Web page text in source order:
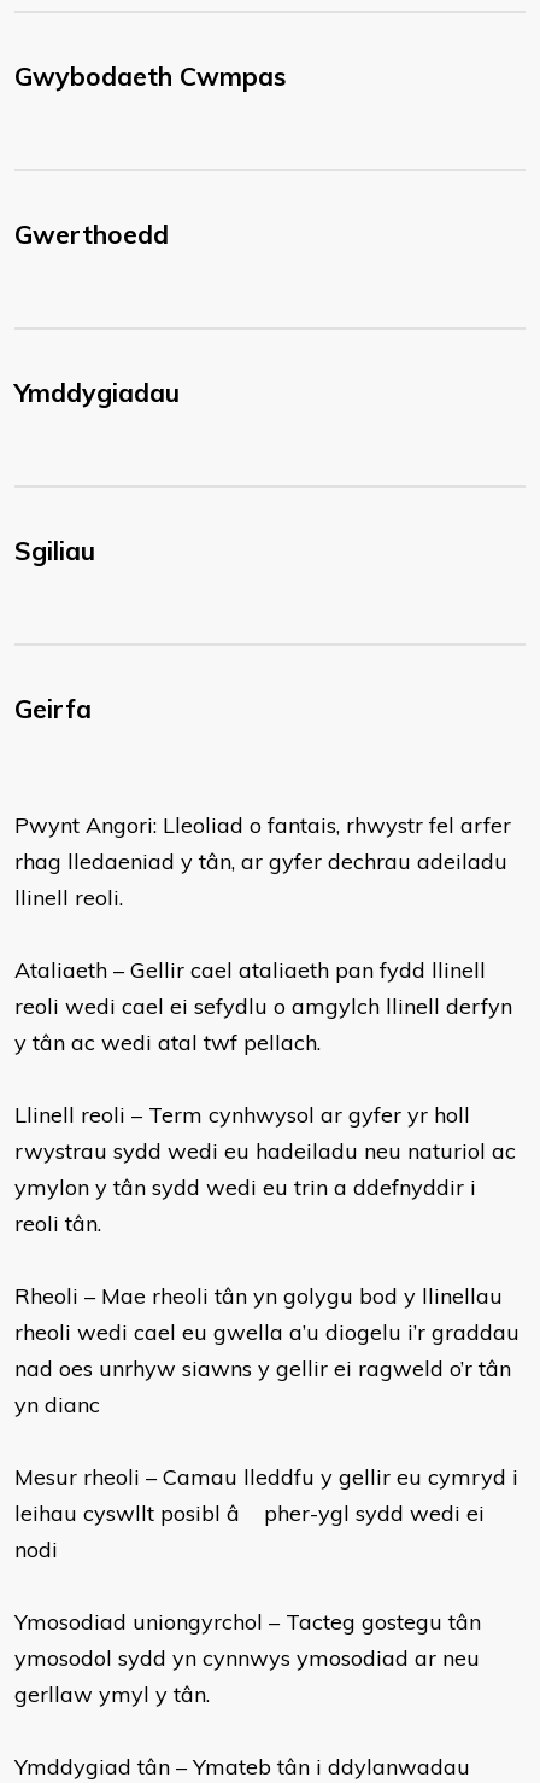
Gwybodaeth Cwmpas
Gwerthoedd
Ymddygiadau
Sgiliau
Geirfa
Pwynt Angori: Lleoliad o fantais, rhwystr fel arfer
rhag lledaeniad y tân, ar gyfer dechrau adeiladu
llinell reoli.
Ataliaeth – Gellir cael ataliaeth pan fydd llinell
reoli wedi cael ei sefydlu o amgylch llinell derfyn
y tân ac wedi atal twf pellach.
Llinell reoli – Term cynhwysol ar gyfer yr holl
rwystrau sydd wedi eu hadeiladu neu naturiol ac
ymylon y tân sydd wedi eu trin a ddefnyddir i
reoli tân.
Rheoli – Mae rheoli tân yn golygu bod y llinellau
rheoli wedi cael eu gwella a’u diogelu i’r graddau
nad oes unrhyw siawns y gellir ei ragweld o’r tân
yn dianc
Mesur rheoli – Camau lleddfu y gellir eu cymryd i
leihau cyswllt posibl â pher-ygl sydd wedi ei
nodi
Ymosodiad uniongyrchol – Tacteg gostegu tân
ymosodol sydd yn cynnwys ymosodiad ar neu
gerllaw ymyl y tân.
Ymddygiad tân – Ymateb tân i ddylanwadau